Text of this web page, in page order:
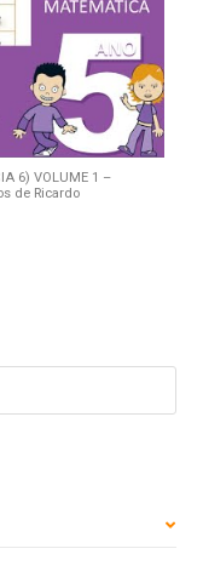
6) VOLUME 1 –
de Ricardo